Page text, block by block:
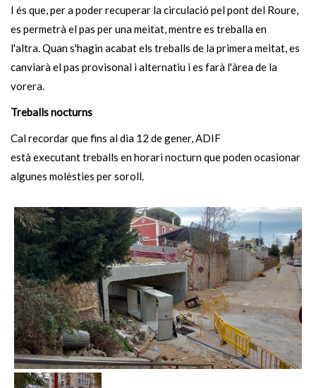
I és que, per a poder recuperar la circulació pel pont del Roure,
es permetrà el pas per una meitat, mentre es treballa en
l'altra. Quan s'hagin acabat els treballs de la primera meitat, es
canviarà el pas provisonal i alternatiu i es farà l'àrea de la
vorera.
Treballs nocturns
Cal recordar que fins al dia 12 de gener, ADIF
està executant treballs en horari nocturn que poden ocasionar
algunes molèsties per soroll.